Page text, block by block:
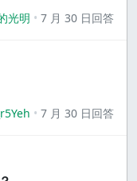
光明 7 月 30 日回答
7 月 30 日回答